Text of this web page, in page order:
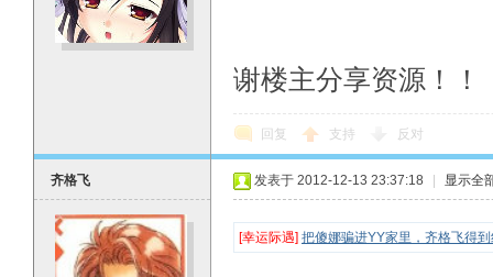
谢楼主分享资源！！
回复 支持 反对
齐格飞 发表于 2012-12-13 23:37:18 显示全
[幸运际遇] 把傻娜骗进YY家里，齐格飞得